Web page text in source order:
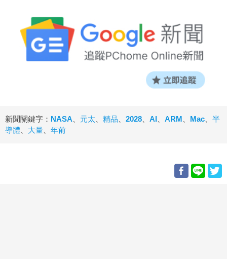
新聞關鍵字： NASA 元太 精品 2028 AI ARM Mac
半
導體
大量 年前